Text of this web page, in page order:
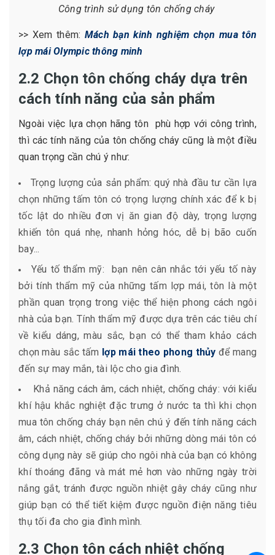
Công trình sử dụng tôn chống cháy
>> Xem thêm: Mách bạn kinh nghiệm chọn mua tôn
lợp mái Olympic thông minh
2.2 Chọn tôn chống cháy dựa trên
cách tính năng của sản phẩm
Ngoài việc lựa chọn hãng tôn phù hợp với công trình,
thì các tính năng của tôn chống cháy cũng là một điều
quan trọng cần chú ý như:
Trọng lượng của sản phẩm: quý nhà đầu tư cần lựa
chọn những tấm tôn có trọng lượng chính xác để k bị
tốc lật do nhiều đơn vị ăn gian độ dày, trọng lượng
khiến tôn quá nhẹ, nhanh hỏng hóc, dễ bị bão cuốn
bay...
Yếu tố thẩm mỹ: bạn nên cân nhắc tới yếu tố này
bởi tính thẩm mỹ của những tấm lợp mái, tôn là một
phần quan trọng trong việc thể hiện phong cách ngôi
nhà của bạn. Tính thẩm mỹ được dựa trên các tiêu chí
về kiểu dáng, màu sắc, bạn có thể tham khảo cách
chọn màu sắc tấm lợp mái theo phong thủy để mang
đến sự may mắn, tài lộc cho gia đình.
Khả năng cách âm, cách nhiệt, chống cháy: với kiểu
khí hậu khắc nghiệt đặc trưng ở nước ta thì khi chọn
mua tôn chống cháy bạn nên chú ý đến tính năng cách
âm, cách nhiệt, chống cháy bởi những dòng mái tôn có
công dụng này sẽ giúp cho ngôi nhà của bạn có không
khí thoáng đãng và mát mẻ hơn vào những ngày trời
nắng gắt, tránh được nguồn nhiệt gây cháy cũng như
giúp bạn có thể tiết kiệm được nguồn điện năng tiêu
thụ tối đa cho gia đình mình.
2.3 Chọn tôn cách nhiệt chống